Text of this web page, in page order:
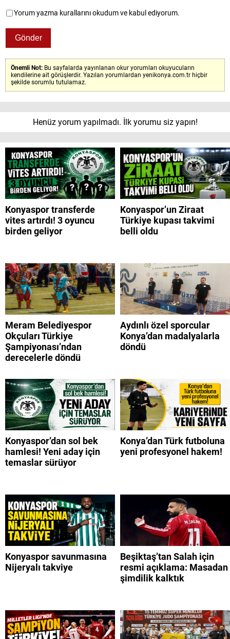
Yorum yazma kurallarını okudum ve kabul ediyorum.
Önemli Not: Bu sayfalarda yayınlanan okur yorumları okuyucuların
kendilerine ait görüşlerdir. Yazılan yorumlardan yenikonya.com.tr hiçbir
şekilde sorumlu tutulamaz.
Henüz yorum yapılmadı. İlk yorumu siz yapın!
Konyaspor transferde
vites artırdı! 3 oyuncu
birden geliyor
Konyaspor’un Ziraat
Türkiye kupası takvimi
belli oldu
Meram Belediyespor
Okçuları Türkiye
Şampiyonası’ndan
derecelerle döndü
Aydınlı özel sporcular
Konya’dan madalyalarla
döndü
Konyaspor’dan sol bek
hamlesi! Yeni aday için
temaslar sürüyor
Konya’dan Türk futboluna
yeni profesyonel hakem!
Konyaspor savunmasına
Nijeryalı takviye
Beşiktaş’tan Salah için
resmi açıklama: Masadan
şimdilik kalktık